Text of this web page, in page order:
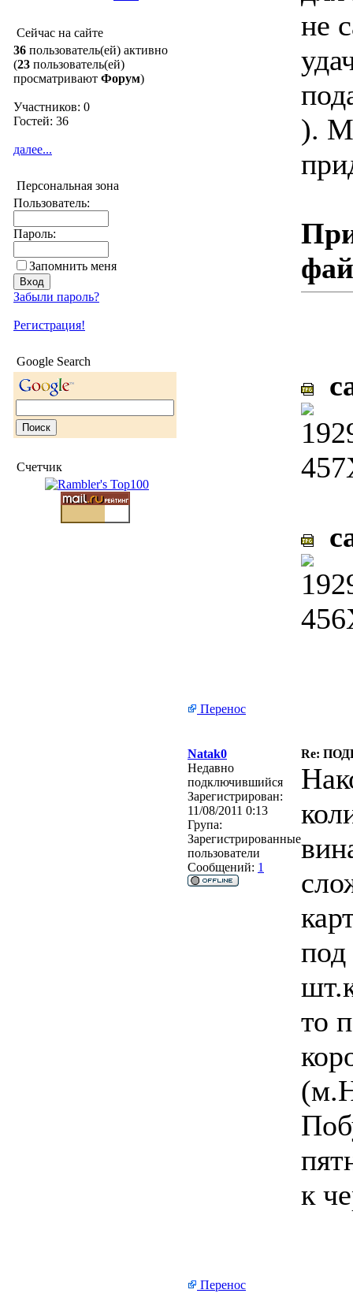
Сейчас на сайте
36 пользователь(ей) активно
(23 пользователь(ей)
просматривают Форум)
Участников: 0
Гостей: 36
далее...
Персональная зона
Пользователь:
Пароль:
Запомнить меня
Забыли пароль?
Регистрация!
Google Search
Счетчик
не
).
Перенос
Natak0
Re:
Недавно
подключившийся
Зарегистрирован:
11/08/2011 0:13
Група:
Зарегистрированные
пользователи
Сообщений: 1
под
то
к
Перенос